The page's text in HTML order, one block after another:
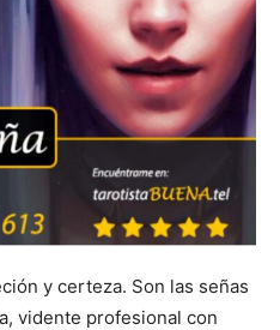
y certeza. Son las señas
vidente profesional con